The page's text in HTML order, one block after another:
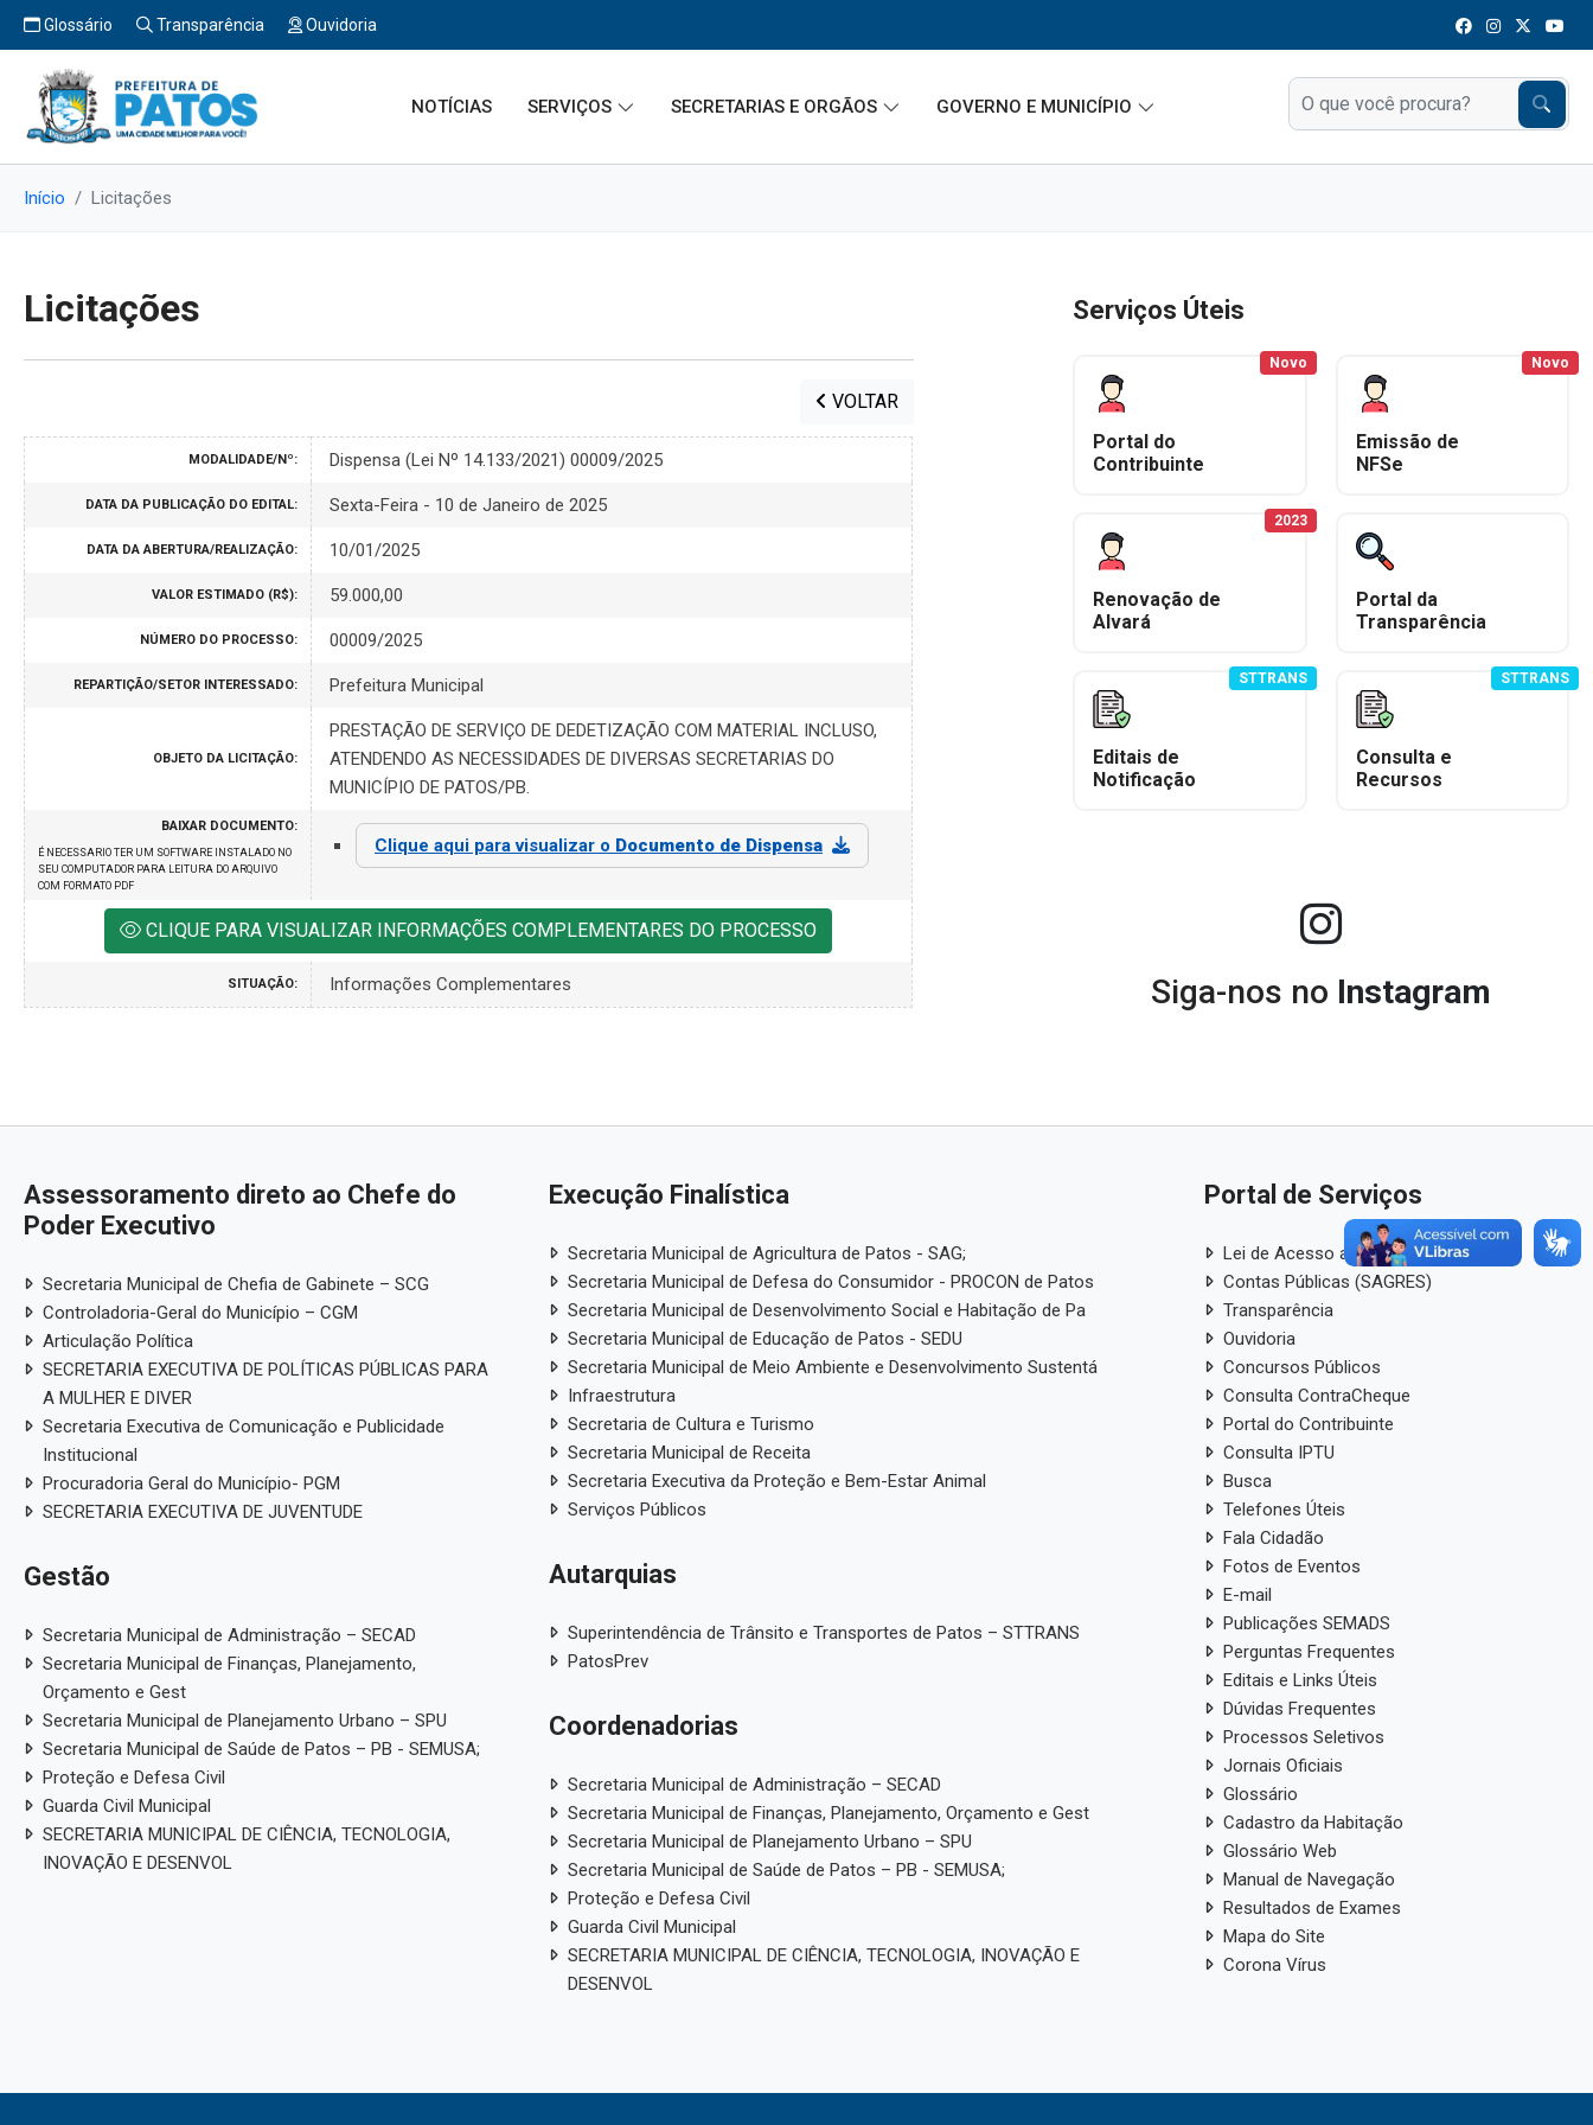
Glossário Transparência Ouvidoria
NOTÍCIAS SERVIÇOS SECRETARIAS E ORGÃOS GOVERNO E MUNICÍPIO
Início Licitações
Licitações
VOLTAR
MODALIDADE/Nº: Dispensa (Lei Nº 14.133/2021) 00009/2025
DATA DA PUBLICAÇÃO DO EDITAL: Sexta-Feira - 10 de Janeiro de 2025
DATA DA ABERTURA/REALIZAÇÃO: 10/01/2025
VALOR ESTIMADO (R$): 59.000,00
NÚMERO DO PROCESSO: 00009/2025
REPARTIÇÃO/SETOR INTERESSADO: Prefeitura Municipal
OBJETO DA LICITAÇÃO:
PRESTAÇÃO DE SERVIÇO DE DEDETIZAÇÃO COM MATERIAL INCLUSO,
ATENDENDO AS NECESSIDADES DE DIVERSAS SECRETARIAS DO
MUNICÍPIO DE PATOS/PB.
BAIXAR DOCUMENTO:
É NECESSARIO TER UM SOFTWARE INSTALADO NO
SEU COMPUTADOR PARA LEITURA DO ARQUIVO
COM FORMATO PDF
Clique aqui para visualizar o Documento de Dispensa
CLIQUE PARA VISUALIZAR INFORMAÇÕES COMPLEMENTARES DO PROCESSO
SITUAÇÃO: Informações Complementares
Serviços Úteis
Portal do
Contribuinte
Novo
Emissão de
NFSe
Novo
Renovação de
Alvará
2023
Portal da
Transparência
Editais de
Notificação
STTRANS
Consulta e
Recursos
STTRANS
Siga-nos no Instagram
Assessoramento direto ao Chefe do
Poder Executivo
Secretaria Municipal de Chefia de Gabinete – SCG
Controladoria-Geral do Município – CGM
Articulação Política
SECRETARIA EXECUTIVA DE POLÍTICAS PÚBLICAS PARA
A MULHER E DIVER
Secretaria Executiva de Comunicação e Publicidade
Institucional
Procuradoria Geral do Município- PGM
SECRETARIA EXECUTIVA DE JUVENTUDE
Gestão
Secretaria Municipal de Administração – SECAD
Secretaria Municipal de Finanças, Planejamento,
Orçamento e Gest
Secretaria Municipal de Planejamento Urbano – SPU
Secretaria Municipal de Saúde de Patos – PB - SEMUSA;
Proteção e Defesa Civil
Guarda Civil Municipal
SECRETARIA MUNICIPAL DE CIÊNCIA, TECNOLOGIA,
INOVAÇÃO E DESENVOL
Execução Finalística
Secretaria Municipal de Agricultura de Patos - SAG;
Secretaria Municipal de Defesa do Consumidor - PROCON de Patos
Secretaria Municipal de Desenvolvimento Social e Habitação de Pa
Secretaria Municipal de Educação de Patos - SEDU
Secretaria Municipal de Meio Ambiente e Desenvolvimento Sustentá
Infraestrutura
Secretaria de Cultura e Turismo
Secretaria Municipal de Receita
Secretaria Executiva da Proteção e Bem-Estar Animal
Serviços Públicos
Autarquias
Superintendência de Trânsito e Transportes de Patos – STTRANS
PatosPrev
Coordenadorias
Secretaria Municipal de Administração – SECAD
Secretaria Municipal de Finanças, Planejamento, Orçamento e Gest
Secretaria Municipal de Planejamento Urbano – SPU
Secretaria Municipal de Saúde de Patos – PB - SEMUSA;
Proteção e Defesa Civil
Guarda Civil Municipal
SECRETARIA MUNICIPAL DE CIÊNCIA, TECNOLOGIA, INOVAÇÃO E
DESENVOL
Portal de Serviços
Lei de Acesso a Informação
Contas Públicas (SAGRES)
Transparência
Ouvidoria
Concursos Públicos
Consulta ContraCheque
Portal do Contribuinte
Consulta IPTU
Busca
Telefones Úteis
Fala Cidadão
Fotos de Eventos
E-mail
Publicações SEMADS
Perguntas Frequentes
Editais e Links Úteis
Dúvidas Frequentes
Processos Seletivos
Jornais Oficiais
Glossário
Cadastro da Habitação
Glossário Web
Manual de Navegação
Resultados de Exames
Mapa do Site
Corona Vírus